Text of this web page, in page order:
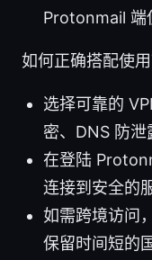
Protonmail 端
如何正确搭配使用
选择可靠的
密、DNS 防泄
在登陆
连接到安全的
如需跨境访问
保留时间短的